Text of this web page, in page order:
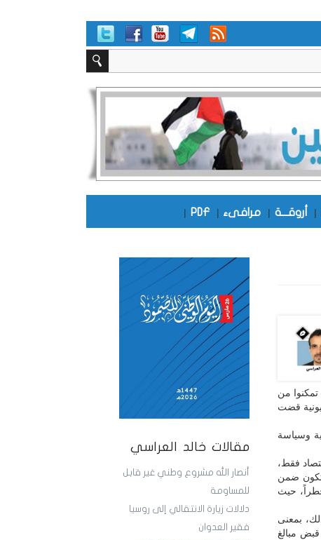
| أروقـــة | مرافىء |
PDF
|
مقالات خالد العراسي
أنصار الله مشروع وطني غير قابل
للمساومة
دلالات زيارة الانتقالي إلى روسيا
فقير العدوان
تمكنوا من
قضت
وسياسة
فقط،
ضمن
خطراً، حيث
بمعنى
مبالغ